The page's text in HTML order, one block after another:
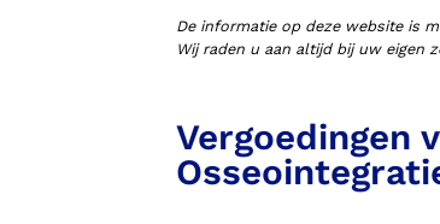
De informatie op deze website is
Wij raden u aan altijd bij uw eigen
Vergoedingen